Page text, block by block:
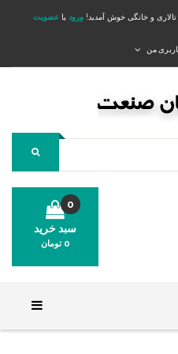
تالاری و خانگی خوش آمدید! ورود یا عضویت
من
سبد خرید
0
0 تومان